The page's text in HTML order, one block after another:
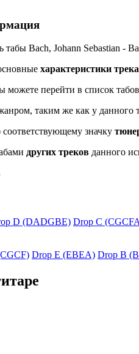
Bach, Johann Sebastian -
характеристики трека
перейти в список
таким же как у данного
значку
других треков данного
D (DADGBE) Drop C
Drop E (EBEA) Drop B